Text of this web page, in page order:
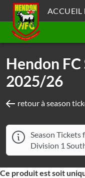
ACCUEIL
Hendon
2025/26
retour à season
Season
Division 1
Ce produit est soit